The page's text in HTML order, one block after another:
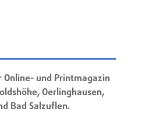
Online- und Printmagazin
Oerlinghausen,
Bad Salzuflen.